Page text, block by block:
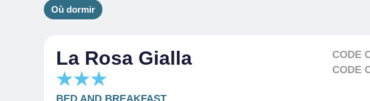
Où dormir
La Rosa Gialla CODE
CODE